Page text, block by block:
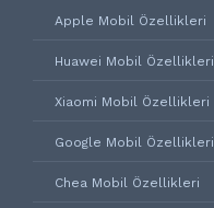
Apple Mobil Özellikleri
Huawei Mobil Özellikleri
Xiaomi Mobil Özellikleri
Google Mobil Özellikleri
Chea Mobil Özellikleri